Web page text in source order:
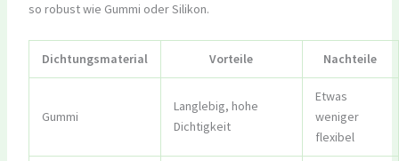
so robust wie Gummi oder Silikon.
Dichtungsmaterial Vorteile Nachteile
Gummi
Langlebig, hohe
Dichtigkeit
Etwas
weniger
flexibel